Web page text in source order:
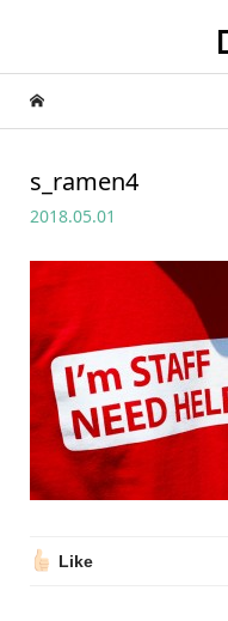
s_ramen4
2018.05.01
Like